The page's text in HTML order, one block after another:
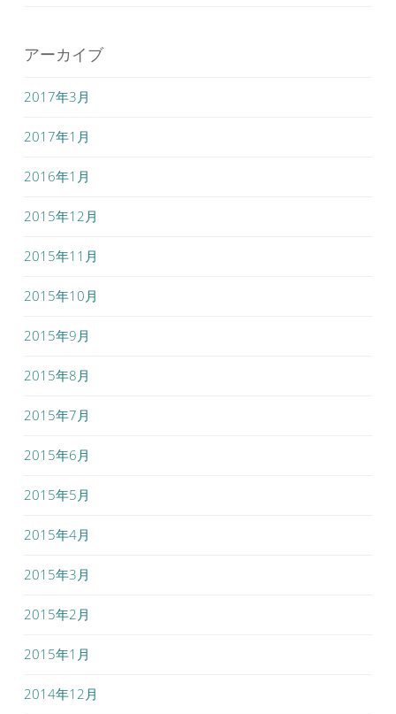
アーカイブ
2017年3月
2017年1月
2016年1月
2015年12月
2015年11月
2015年10月
2015年9月
2015年8月
2015年7月
2015年6月
2015年5月
2015年4月
2015年3月
2015年2月
2015年1月
2014年12月